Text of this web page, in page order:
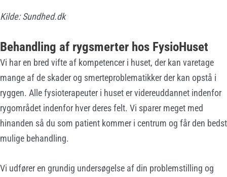
Kilde: Sundhed.dk
Behandling af rygsmerter hos FysioHuset
Vi har en bred vifte af kompetencer i huset, der kan varetage
mange af de skader og smerteproblematikker der kan opstå i
ryggen. Alle fysioterapeuter i huset er videreuddannet indenfor
rygområdet indenfor hver deres felt. Vi sparer meget med
hinanden så du som patient kommer i centrum og får den bedst
mulige behandling.
Vi udfører en grundig undersøgelse af din problemstilling og